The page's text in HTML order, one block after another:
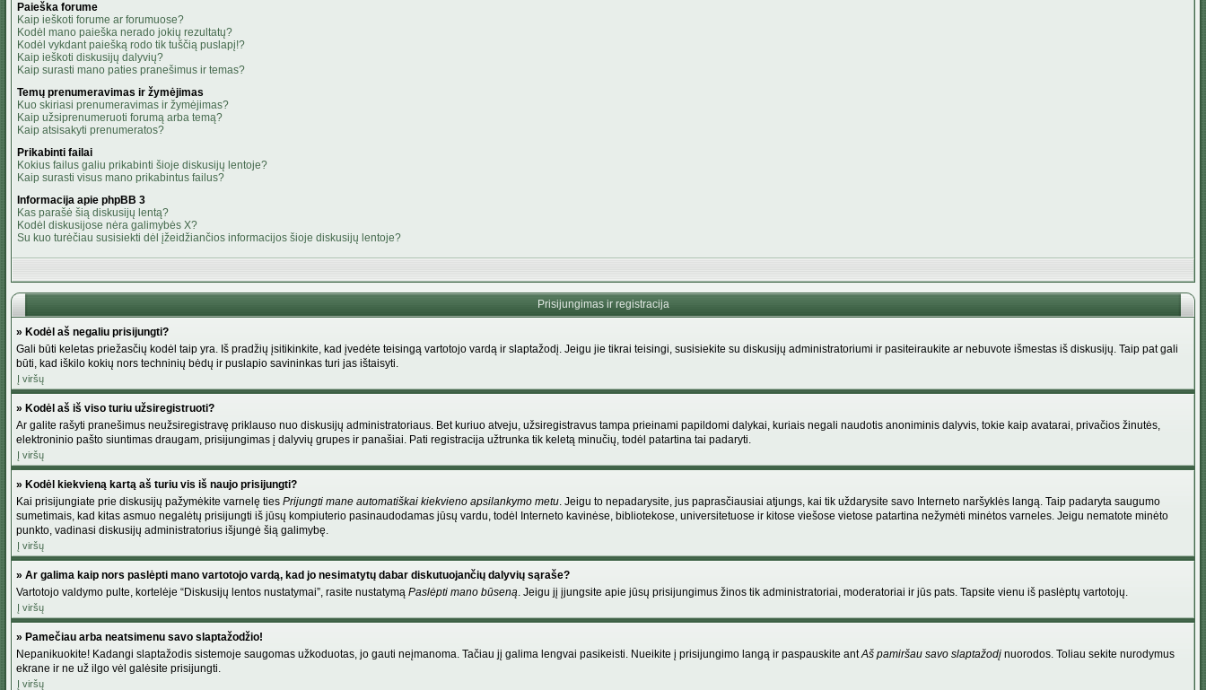
Paieška forume
Kaip ieškoti forume ar forumuose?
Kodėl mano paieška nerado jokių rezultatų?
Kodėl vykdant paiešką rodo tik tuščią puslapį!?
Kaip ieškoti diskusijų dalyvių?
Kaip surasti mano paties pranešimus ir temas?
Temų prenumeravimas ir žymėjimas
Kuo skiriasi prenumeravimas ir žymėjimas?
Kaip užsiprenumeruoti forumą arba temą?
Kaip atsisakyti prenumeratos?
Prikabinti failai
Kokius failus galiu prikabinti šioje diskusijų lentoje?
Kaip surasti visus mano prikabintus failus?
Informacija apie phpBB 3
Kas parašė šią diskusijų lentą?
Kodėl diskusijose nėra galimybės X?
Su kuo turėčiau susisiekti dėl įžeidžiančios informacijos šioje diskusijų lentoje?
Prisijungimas ir registracija
» Kodėl aš negaliu prisijungti?
Gali būti keletas priežasčių kodėl taip yra. Iš pradžių įsitikinkite, kad įvedėte teisingą vartotojo vardą ir slaptažodį. Jeigu jie tikrai teisingi, susisiekite su diskusijų administratoriumi ir pasiteiraukite ar nebuvote išmestas iš diskusijų. Taip pat gali
būti, kad iškilo kokių nors techninių bėdų ir puslapio savininkas turi jas ištaisyti.
Į viršų
» Kodėl aš iš viso turiu užsiregistruoti?
Ar galite rašyti pranešimus neužsiregistravę priklauso nuo diskusijų administratoriaus. Bet kuriuo atveju, užsiregistravus tampa prieinami papildomi dalykai, kuriais negali naudotis anoniminis dalyvis, tokie kaip avatarai, privačios žinutės,
elektroninio pašto siuntimas draugam, prisijungimas į dalyvių grupes ir panašiai. Pati registracija užtrunka tik keletą minučių, todėl patartina tai padaryti.
Į viršų
» Kodėl kiekvieną kartą aš turiu vis iš naujo prisijungti?
Kai prisijungiate prie diskusijų pažymėkite varnelę ties Prijungti mane automatiškai kiekvieno apsilankymo metu. Jeigu to nepadarysite, jus paprasčiausiai atjungs, kai tik uždarysite savo Interneto naršyklės langą. Taip padaryta saugumo
sumetimais, kad kitas asmuo negalėtų prisijungti iš jūsų kompiuterio pasinaudodamas jūsų vardu, todėl Interneto kavinėse, bibliotekose, universitetuose ir kitose viešose vietose patartina nežymėti minėtos varneles. Jeigu nematote minėto
punkto, vadinasi diskusijų administratorius išjungė šią galimybę.
Į viršų
» Ar galima kaip nors paslėpti mano vartotojo vardą, kad jo nesimatytų dabar diskutuojančių dalyvių sąraše?
Vartotojo valdymo pulte, kortelėje “Diskusijų lentos nustatymai”, rasite nustatymą Paslėpti mano būseną. Jeigu jį įjungsite apie jūsų prisijungimus žinos tik administratoriai, moderatoriai ir jūs pats. Tapsite vienu iš paslėptų vartotojų.
Į viršų
» Pamečiau arba neatsimenu savo slaptažodžio!
Nepanikuokite! Kadangi slaptažodis sistemoje saugomas užkoduotas, jo gauti neįmanoma. Tačiau jį galima lengvai pasikeisti. Nueikite į prisijungimo langą ir paspauskite antAš pamiršau savo slaptažodį nuorodos. Toliau sekite nurodymus
ekrane ir ne už ilgo vėl galėsite prisijungti.
Į viršų